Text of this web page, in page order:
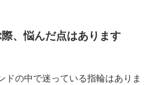
、悩んだ点はあります
ドの中で迷っている指輪はありま